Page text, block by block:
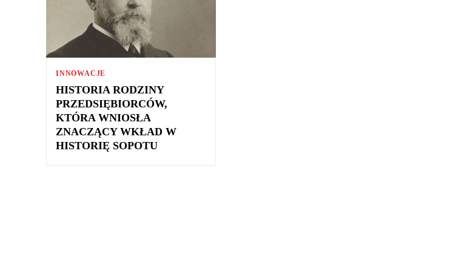
INNOWACJE
HISTORIA RODZINY
PRZEDSIĘBIORCÓW,
KTÓRA WNIOSŁA
ZNACZĄCY WKŁAD W
HISTORIĘ SOPOTU